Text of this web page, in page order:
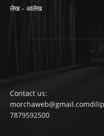
लेख - आलेख
Contact us:
7879592500